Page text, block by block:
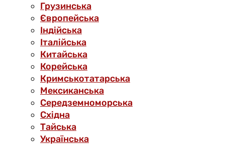
Грузинська
Європейська
Індійська
Італійська
Китайська
Корейська
Кримськотатарська
Мексиканська
Середземноморська
Східна
Тайська
Українська